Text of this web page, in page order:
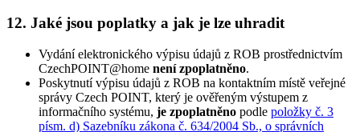
12. Jaké jsou poplatky a jak je lze uhradit
Vydání elektronického výpisu údajů z ROB prostřednictvím
CzechPOINT@home není zpoplatněno.
Poskytnutí výpisu údajů z ROB na kontaktním místě veřejné
správy Czech POINT, který je ověřeným výstupem z
informačního systému, je zpoplatněno podle položky č. 3
písm. d) Sazebníku zákona č. 634/2004 Sb., o správních